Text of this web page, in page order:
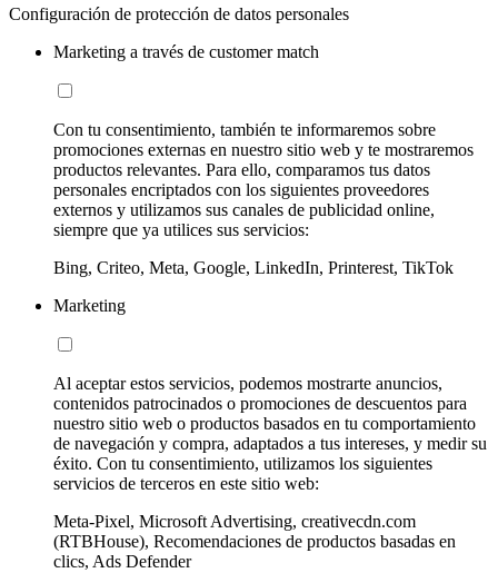
Configuración de protección de datos personales
Marketing a través de customer match
Con tu consentimiento, también te informaremos sobre
promociones externas en nuestro sitio web y te mostraremos
productos relevantes. Para ello, comparamos tus datos
personales encriptados con los siguientes proveedores
externos y utilizamos sus canales de publicidad online,
siempre que ya utilices sus servicios:
Bing, Criteo, Meta, Google, LinkedIn, Printerest, TikTok
Marketing
Al aceptar estos servicios, podemos mostrarte anuncios,
contenidos patrocinados o promociones de descuentos para
nuestro sitio web o productos basados en tu comportamiento
de navegación y compra, adaptados a tus intereses, y medir su
éxito. Con tu consentimiento, utilizamos los siguientes
servicios de terceros en este sitio web:
Meta-Pixel, Microsoft Advertising, creativecdn.com
(RTBHouse), Recomendaciones de productos basadas en
clics, Ads Defender